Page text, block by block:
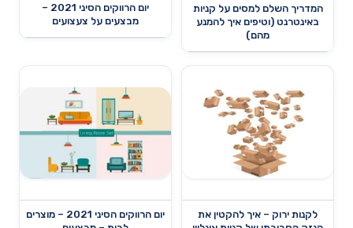
המדריך השלם למסים על קניות
באינטרנט (וטיפים איך להמנע
מהם)
יום הרווקים הסיני 2021 –
מבצעים על צעצועים
לקנות ירוק – איך להקטין את
יום הרווקים הסיני 2021 – מוצרים